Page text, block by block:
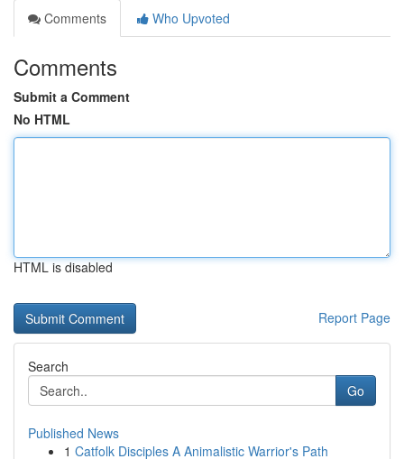
Comments
Who Upvoted
Comments
Submit a Comment
No HTML
HTML is disabled
Report Page
Search
Go
Published News
1 Catfolk Disciples A Animalistic Warrior's Path